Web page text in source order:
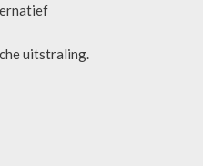
uitstraling.